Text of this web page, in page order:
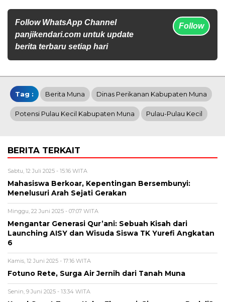
Follow WhatsApp Channel
panjikendari.com untuk update
berita terbaru setiap hari
Follow
Tag : Berita Muna Dinas Perikanan Kabupaten Muna
Potensi Pulau Kecil Kabupaten Muna Pulau-Pulau Kecil
BERITA TERKAIT
Sabtu, 12 Juli 2025 - 15:16 WITA
Mahasiswa Berkoar, Kepentingan Bersembunyi:
Menelusuri Arah Sejati Gerakan
Minggu, 22 Juni 2025 - 07:07 WITA
Mengantar Generasi Qur’ani: Sebuah Kisah dari
Launching AISY dan Wisuda Siswa TK Yurefi Angkatan
6
Kamis, 12 Juni 2025 - 17:16 WITA
Fotuno Rete, Surga Air Jernih dari Tanah Muna
Senin, 9 Juni 2025 - 13:34 WITA